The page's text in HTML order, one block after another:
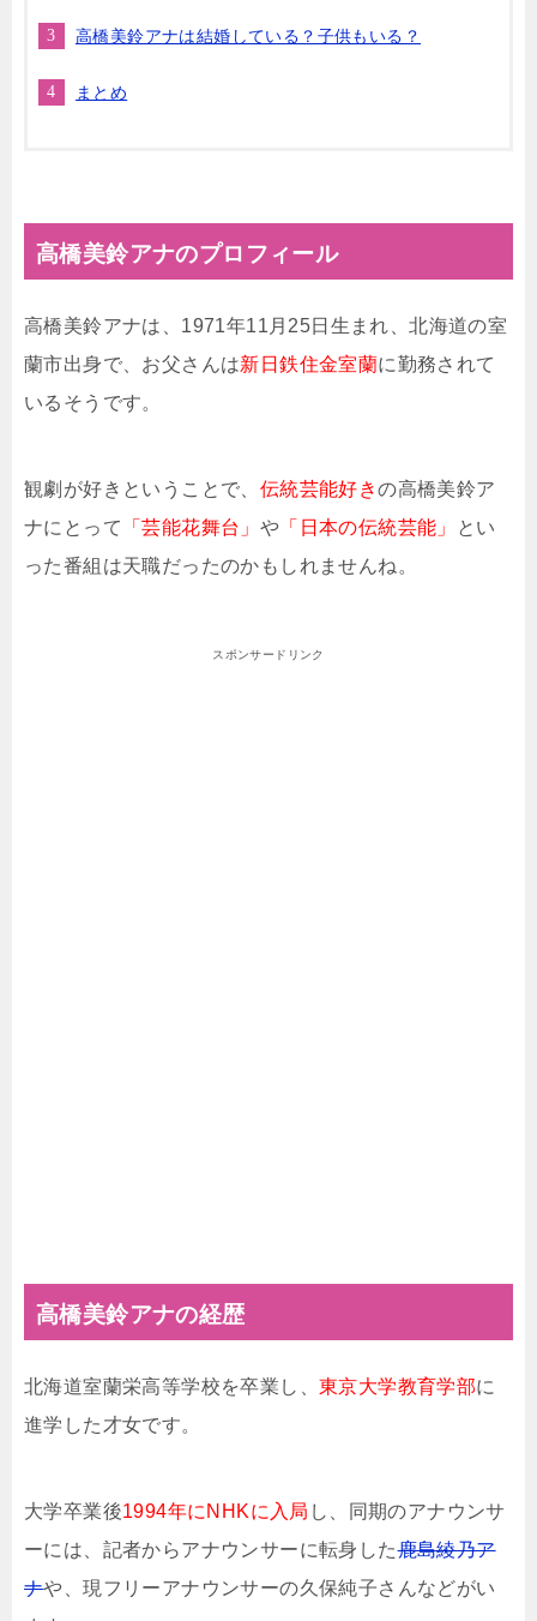
高橋美鈴アナは結婚している？子供もいる？
まとめ
高橋美鈴アナのプロフィール
高橋美鈴アナは、1971年11月25日生まれ、北海道の室
蘭市出身で、お父さんは新日鉄住金室蘭に勤務されて
いるそうです。
観劇が好きということで、 伝統芸能好きの高橋美鈴ア
ナにとって
「芸能花舞台」 や 「日本の伝統芸能」
とい
った番組は天職だったのかもしれませんね。
スポンサードリンク
高橋美鈴アナの経歴
北海道室蘭栄高等学校を卒業し、 東京大学教育学部に
進学した才女です。
大学卒業後1994年にNHKに入局 し、同期のアナウンサ
ーには、記者からアナウンサーに転身した鹿島綾乃ア
ナや、現フリーアナウンサーの久保純子さんなどがい